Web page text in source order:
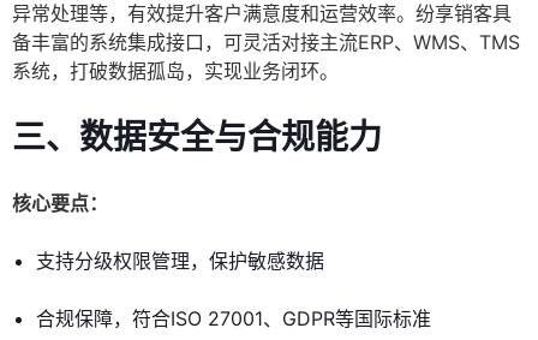
异常处理等，有效提升客户满意度和运营效率。纷享销客具
备丰富的系统集成接口，可灵活对接主流ERP、WMS、TMS
系统，打破数据孤岛，实现业务闭环。
三、数据安全与合规能力
核心要点：
支持分级权限管理，保护敏感数据
合规保障，符合ISO 27001、GDPR等国际标准